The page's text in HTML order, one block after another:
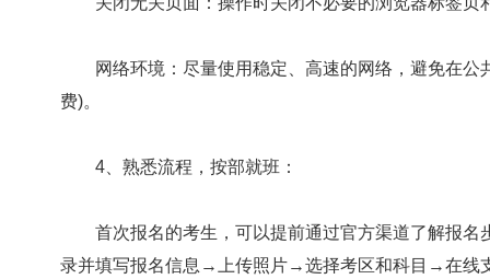
网络环境：尽量使用稳定、高速的网络，避免在公
费)。
4、熟悉流程，按部就班：
首次报名的考生，可以提前通过官方渠道了解报名
录并填写报名信息→上传照片→选择考区和科目→在线